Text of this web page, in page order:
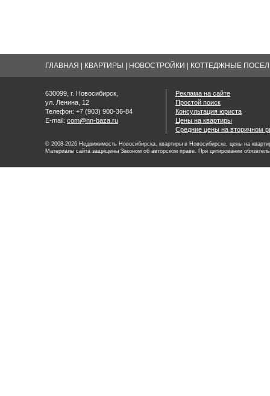
ГЛАВНАЯ КВАРТИРЫ НОВОСТРОЙКИ КОТТЕДЖНЫЕ
630099, г. Новосибирск,
ул. Ленина, 12
Телефон: +7 (903) 900-36-84
E-mail: com@nn-baza.ru
Реклама на сайте
Простой поиск
Консультация юриста
Цены на квартиры
Средние цены на вторичном
© 2008-2026 Недвижимость Новосибирска, квартиры в Новосибирске, цены на
Материалы сайта защищены Законом об авторском праве. При цитировании